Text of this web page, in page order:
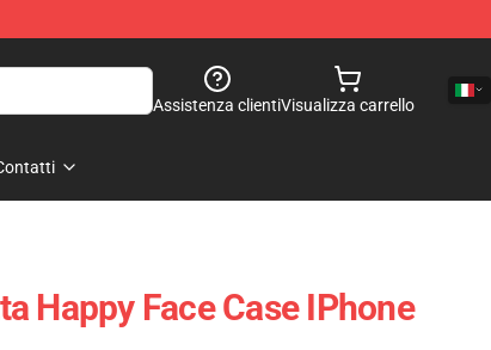
Assistenza clientiVisualizza carrello
Happy Face Case IPhone